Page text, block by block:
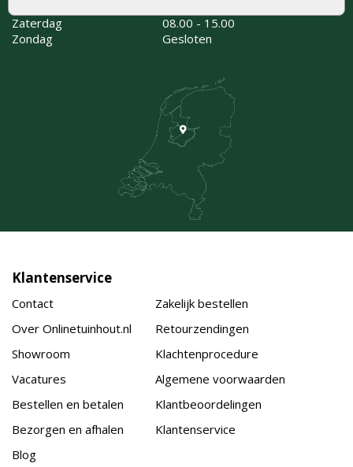
Zaterdag
08.00 - 15.00
Zondag
Gesloten
Klantenservice
Contact
Over Onlinetuinhout.nl
Showroom
Vacatures
Bestellen en betalen
Bezorgen en afhalen
Blog
Zakelijk bestellen
Retourzendingen
Klachtenprocedure
Algemene voorwaarden
Klantbeoordelingen
Klantenservice